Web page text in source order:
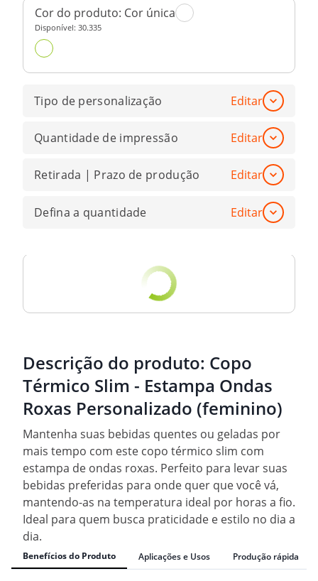
Cor do produto: Cor única
Disponível: 30.335
Tipo de personalização Editar
Quantidade de impressão Editar
Retirada | Prazo de produção Editar
Defina a quantidade Editar
Descrição do produto: Copo
Térmico Slim - Estampa Ondas
Roxas Personalizado (feminino)
Mantenha suas bebidas quentes ou geladas por
mais tempo com este copo térmico slim com
estampa de ondas roxas. Perfeito para levar suas
bebidas preferidas para onde quer que você vá,
mantendo-as na temperatura ideal por horas a fio.
Ideal para quem busca praticidade e estilo no dia a
dia.
Benefícios do Produto Aplicações e Usos Produção rápida